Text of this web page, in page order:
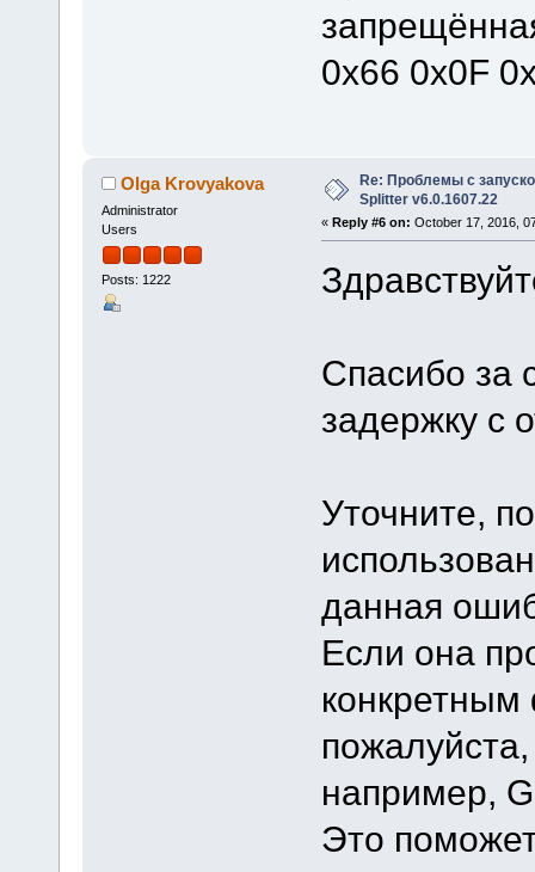
0x66 0x0F
Olga Krovyakova
Administrator
Users
Posts: 1222
Re: Проблемы с
Splitter v6.0.1607.22
« Reply #6 on: October 17, 2016,
Спасибо за
задержку с
Уточните,
данная
Если она
например,
Это